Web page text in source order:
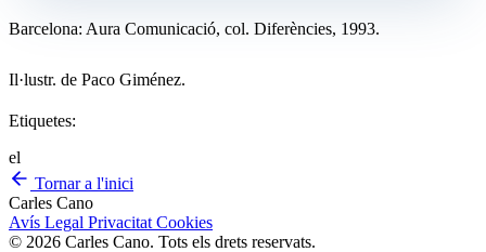
Barcelona: Aura Comunicació, col. Diferències, 1993.
Il·lustr. de Paco Giménez.
Etiquetes:
el
Tornar a l'inici
Carles Cano
Avís Legal Privacitat Cookies
© 2026 Carles Cano. Tots els drets reservats.